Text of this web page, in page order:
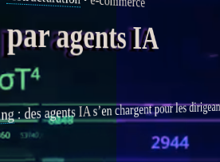
agents IA
: desagentsIAs’en chargent pour les